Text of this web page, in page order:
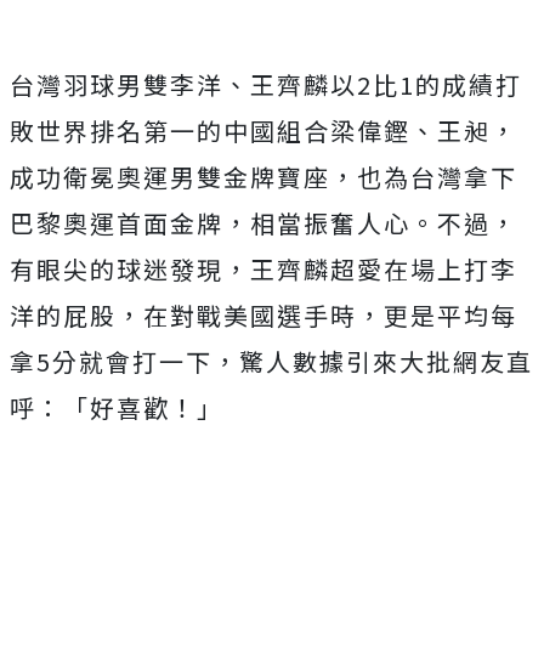
台灣羽球男雙李洋、王齊麟以2比1的成績打
敗世界排名第一的中國組合梁偉鏗、王昶，
成功衛冕奧運男雙金牌寶座，也為台灣拿下
巴黎奧運首面金牌，相當振奮人心。不過，
有眼尖的球迷發現，王齊麟超愛在場上打李
洋的屁股，在對戰美國選手時，更是平均每
拿5分就會打一下，驚人數據引來大批網友直
呼：「好喜歡！」